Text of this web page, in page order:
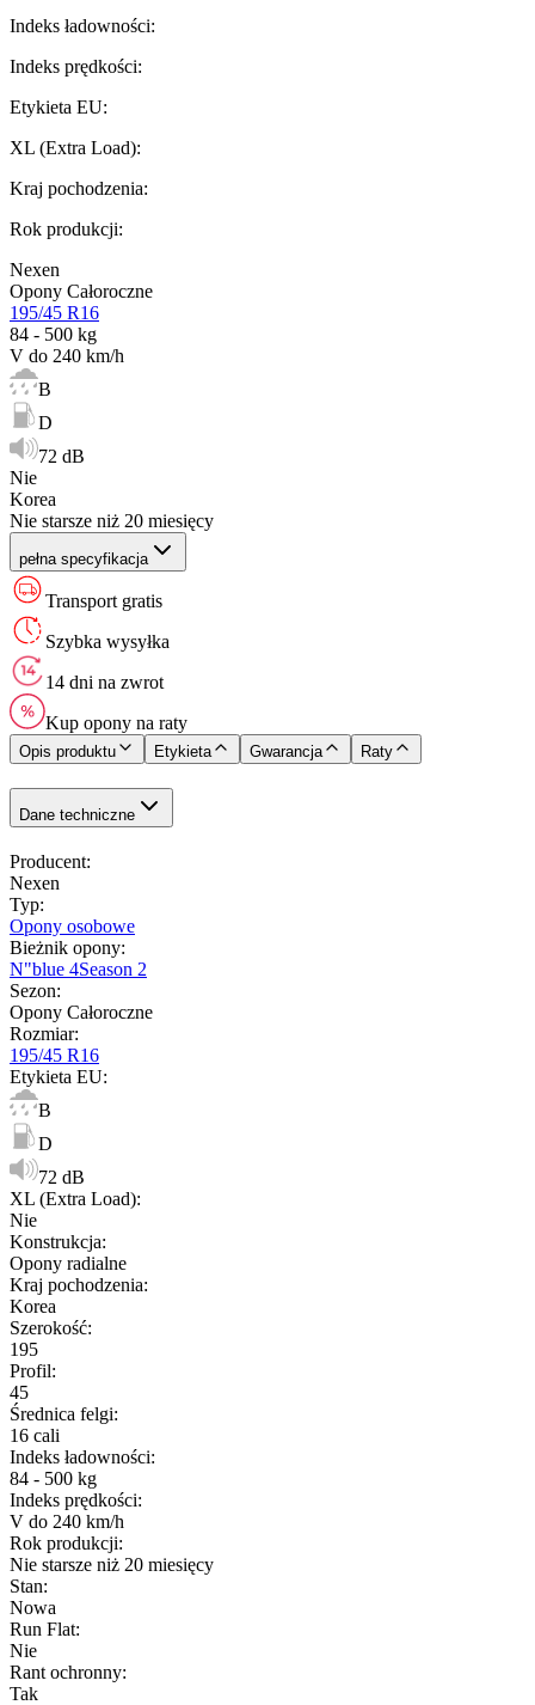
Indeks ładowności:
Indeks prędkości:
Etykieta EU:
XL (Extra Load):
Kraj pochodzenia:
Rok produkcji:
Nexen
Opony Całoroczne
195/45 R16
84 - 500 kg
V do 240 km/h
B
D
72 dB
Nie
Korea
Nie starsze niż 20 miesięcy
pełna specyfikacja
Transport gratis
Szybka wysyłka
14 dni na zwrot
Kup opony na raty
Opis produktu Etykieta Gwarancja Raty
Dane techniczne
Producent:
Nexen
Typ:
Opony osobowe
Bieżnik opony:
N"blue 4Season 2
Sezon:
Opony Całoroczne
Rozmiar:
195/45 R16
Etykieta EU:
B
D
72 dB
XL (Extra Load):
Nie
Konstrukcja:
Opony radialne
Kraj pochodzenia:
Korea
Szerokość:
195
Profil:
45
Średnica felgi:
16 cali
Indeks ładowności:
84 - 500 kg
Indeks prędkości:
V do 240 km/h
Rok produkcji:
Nie starsze niż 20 miesięcy
Stan:
Nowa
Run Flat:
Nie
Rant ochronny:
Tak